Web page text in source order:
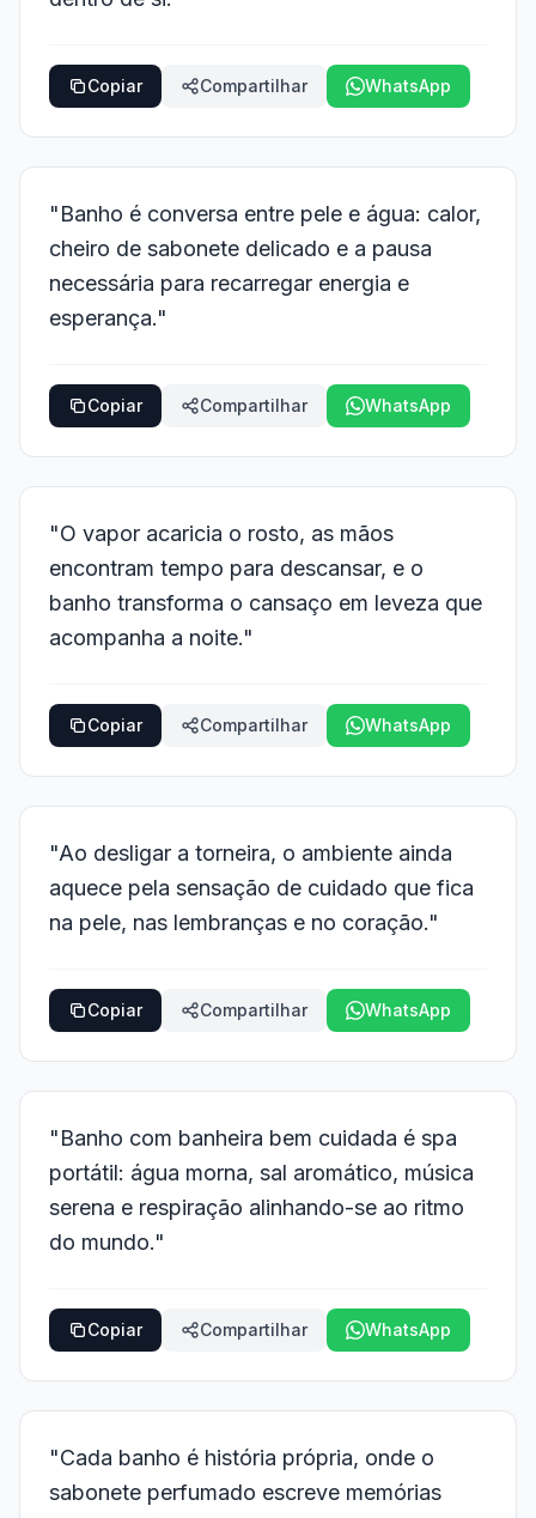
Copiar Compartilhar WhatsApp
"Banho é conversa entre pele e água: calor,
cheiro de sabonete delicado e a pausa
necessária para recarregar energia e
esperança."
Copiar Compartilhar WhatsApp
"O vapor acaricia o rosto, as mãos
encontram tempo para descansar, e o
banho transforma o cansaço em leveza que
acompanha a noite."
Copiar Compartilhar WhatsApp
"Ao desligar a torneira, o ambiente ainda
aquece pela sensação de cuidado que fica
na pele, nas lembranças e no coração."
Copiar Compartilhar WhatsApp
"Banho com banheira bem cuidada é spa
portátil: água morna, sal aromático, música
serena e respiração alinhando-se ao ritmo
do mundo."
Copiar Compartilhar WhatsApp
"Cada banho é história própria, onde o
sabonete perfumado escreve memórias